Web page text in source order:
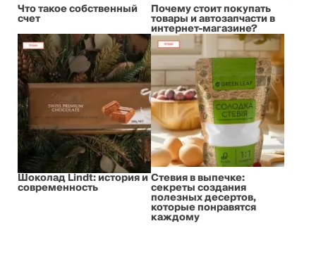
Что такое собственный
счет
Почему стоит покупать
товары и автозапчасти в
интернет-магазине?
Шоколад Lindt: история и
современность
Стевия в выпечке:
секреты создания
полезных десертов,
которые понравятся
каждому